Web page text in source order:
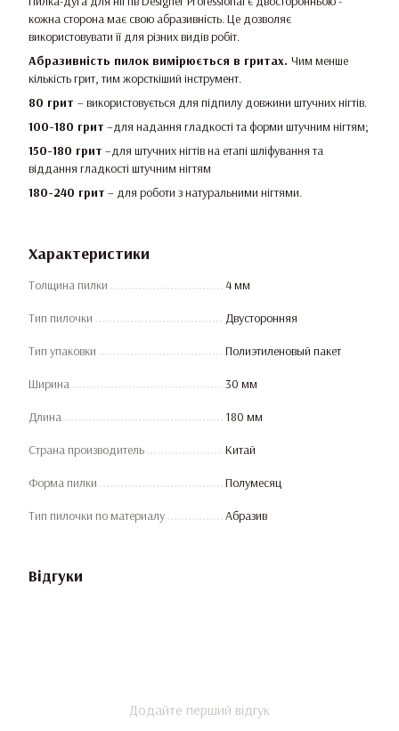
кожна сторона має свою абразивність. Це дозволяє
використовувати її для різних видів робіт.
Абразивність пилок вимірюється в гритах. Чим менше
кількість грит, тим жорсткіший інструмент.
80 грит – використовується для підпилу довжини штучних нігтів.
100-180 грит –для надання гладкості та форми штучним нігтям;
150-180 грит –для штучних нігтів на етапі шліфування та
віддання гладкості штучним нігтям
180-240 грит – для роботи з натуральними нігтями.
Характеристики
Толщина пилки 4 мм
Тип пилочки Двусторонняя
Тип упаковки Полиэтиленовый пакет
Ширина 30 мм
Длина 180 мм
Страна производитель Китай
Форма пилки Полумесяц
Тип пилочки по материалу Абразив
Відгуки
Додайте перший відгук